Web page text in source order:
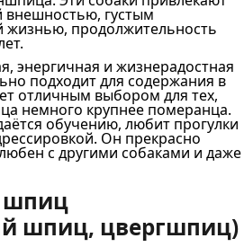
внешностью, густым
жизнью, продолжительность
энергичная и жизнерадостная
подходит для содержания в
отличным выбором для тех,
немного крупнее померанца.
обучению, любит прогулки
Он прекрасно
с другими собаками и даже
шпиц
шпиц, цвергшпиц)